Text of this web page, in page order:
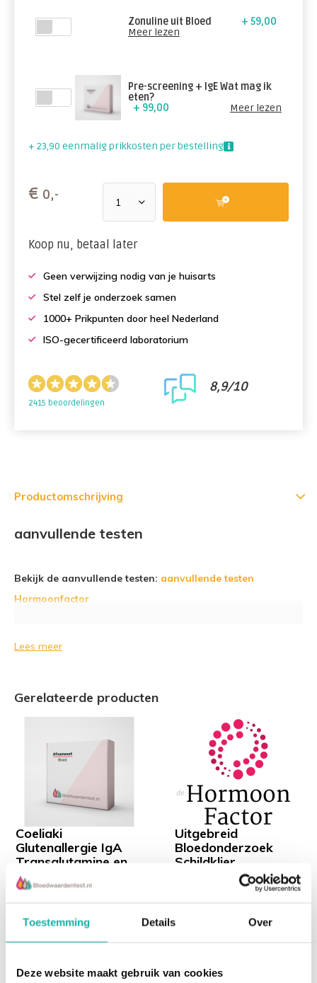
Toestemming Details Over
Deze website maakt gebruik van cookies
Zonuline uit Bloed
+ 59,00
Meer lezen
Pre-screening + IgE Wat mag ik
eten?
+ 99,00
Meer lezen
+ 23,90 eenmalig prikkosten per bestelling
€ 0,-
Koop nu, betaal later
Geen verwijzing nodig van je huisarts
Stel zelf je onderzoek samen
1000+ Prikpunten door heel Nederland
ISO-gecertificeerd laboratorium
2415 beoordelingen
8,9/10
Productomschrijving
aanvullende testen
Bekijk de aanvullende testen: aanvullende testen
Hormoonfactor
Lees meer
Gerelateerde producten
Coeliaki
Glutenallergie IgA
Transglutamine en
IgA
Uitgebreid
Bloedonderzoek
Schildklier
€ 187,-